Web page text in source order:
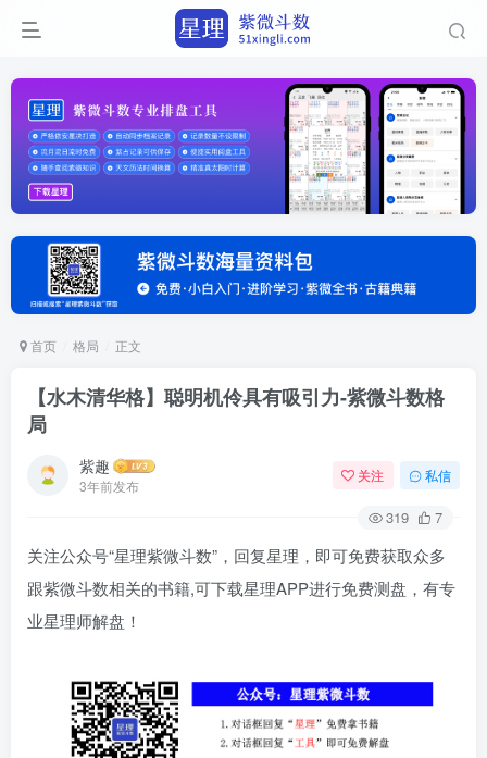
首页 格局 正文
【水木清华格】聪明机伶具有吸引力-紫微斗数格
局
紫趣
3年前发布
关注 私信
319 7
关注公众号“星理紫微斗数”，回复星理，即可免费获取众多
跟紫微斗数相关的书籍,可下载星理APP进行免费测盘，有专
业星理师解盘！